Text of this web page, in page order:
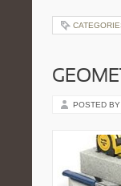
POSTED BY